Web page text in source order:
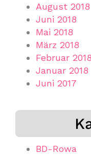
August 2018
Juni 2018
Mai 2018
März 2018
Februar 2018
Januar 2018
Juni 2017
BD-Rowa